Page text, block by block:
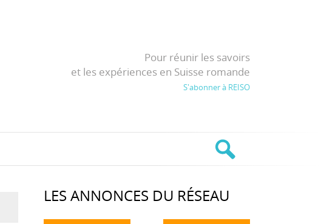
Pour réunir les savoirs
et les expériences en Suisse romande
S'abonner à REISO
LES ANNONCES DU RÉSEAU